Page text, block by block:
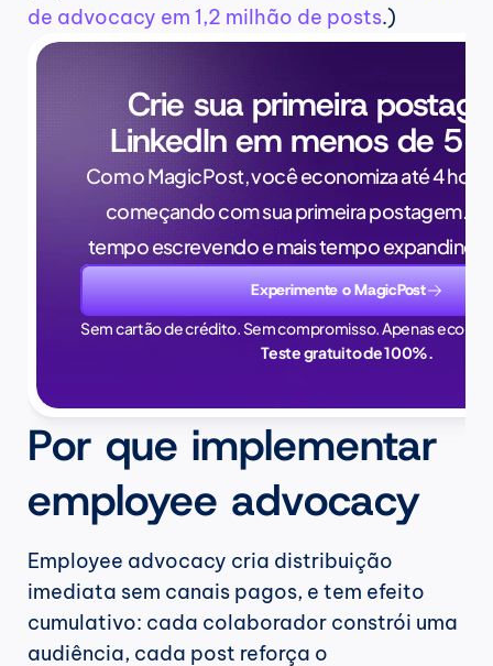
de advocacy em 1,2 milhão de posts.)
Crie sua primeira
LinkedIn em menos de 5
Com o MagicPost, você economiza até 4
começando com sua primeira postagem.
tempo escrevendo e mais tempo
Experimente o MagicPost
Sem cartão de crédito. Sem compromisso. Apenas
Teste gratuito de 100%.
Por que implementar
employee advocacy
Employee advocacy cria distribuição
imediata sem canais pagos, e tem efeito
cumulativo: cada colaborador constrói uma
audiência, cada post reforça o